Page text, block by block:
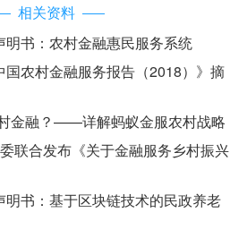
相关资料
书：农村金融惠民服务系统
国农村金融服务报告（2018）》摘
金融？——详解蚂蚁金服农村战略
联合发布《关于金融服务乡村振兴
书：基于区块链技术的民政养老